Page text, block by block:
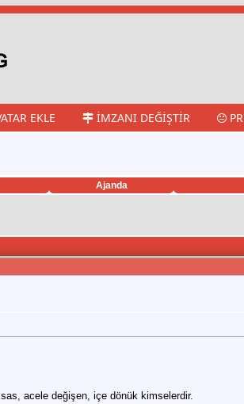
EKLE İMZANI DEĞIŞTIR
Ajanda
acele değişen, içe dönük kimselerdir.